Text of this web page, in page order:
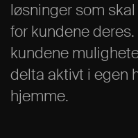
løsninger som
for kundene
kundene
delta aktivt i egen
hjemme.